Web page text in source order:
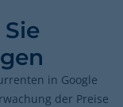
in Google
der Preise